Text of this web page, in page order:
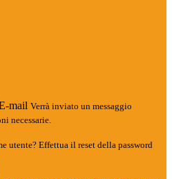
mail Verrà inviato un messaggio
necessarie.
utente? Effettua il reset della password